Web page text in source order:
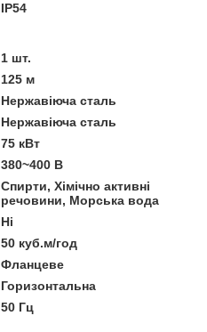
IP54
1 шт.
125 м
Нержавіюча сталь
Нержавіюча сталь
75 кВт
380~400 В
Спирти, Хімічно активні
речовини, Морська вода
Ні
50 куб.м/год
Фланцеве
Горизонтальна
50 Гц